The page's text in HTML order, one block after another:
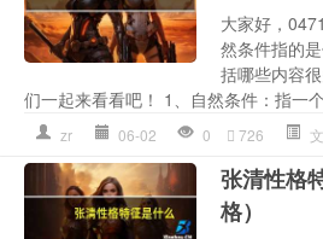
大家好，
然条件指的
括哪些内容
们一起来看看吧！ 1、自然条件：指一
zr 06-02 0 726
张清性格
格）